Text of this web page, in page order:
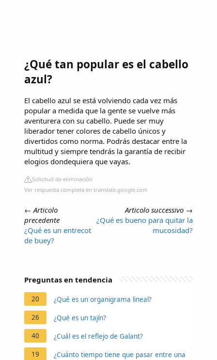
¿Qué tan popular es el cabello
azul?
El cabello azul se está volviendo cada vez más
popular a medida que la gente se vuelve más
aventurera con su cabello. Puede ser muy
liberador tener colores de cabello únicos y
divertidos como norma. Podrás destacar entre la
multitud y siempre tendrás la garantía de recibir
elogios dondequiera que vayas.
Solicitud de eliminación
Ver respuesta completa en translate.google.com
←Articolo
precedente
¿Qué es un entrecot
de buey?
Articolo successivo →
¿Qué es bueno para quitar la
mucosidad?
Preguntas en tendencia
20 ¿Qué es un organigrama lineal?
26 ¿Qué es un tajín?
40 ¿Cuál es el reflejo de Galant?
19
¿Cuánto tiempo tiene que pasar entre una